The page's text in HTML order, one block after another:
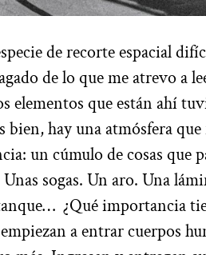
de recorte espacial
de lo que me atrevo a
elementos que están ahí
hay una atmósfera
un cúmulo de cosas que
sogas. Un aro. Una
¿Qué importancia
a entrar cuerpos